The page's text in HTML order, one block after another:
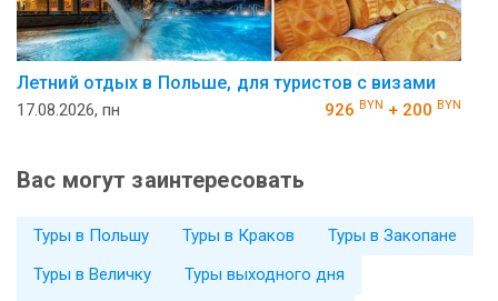
Летний отдых в Польше, для туристов с визами
17.08.2026, пн 926 BYN + 200 BYN
Вас могут заинтересовать
Туры в Польшу Туры в Краков
Туры в Закопане
Туры в Величку
Туры выходного дня